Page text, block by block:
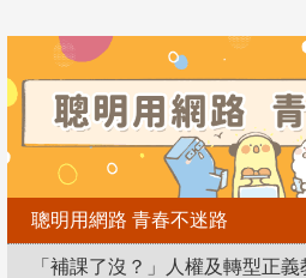
聰明用網路 青春不迷路
「補課了沒？」人權及轉型正